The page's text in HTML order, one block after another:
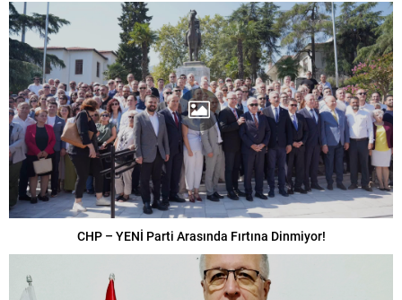
CHP – YENİ Parti Arasında Fırtına Dinmiyor!